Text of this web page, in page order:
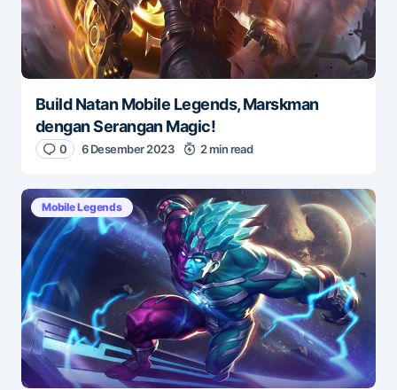
Build Natan Mobile Legends, Marskman
dengan Serangan Magic!
0 6 Desember 2023 2 min read
Mobile Legends